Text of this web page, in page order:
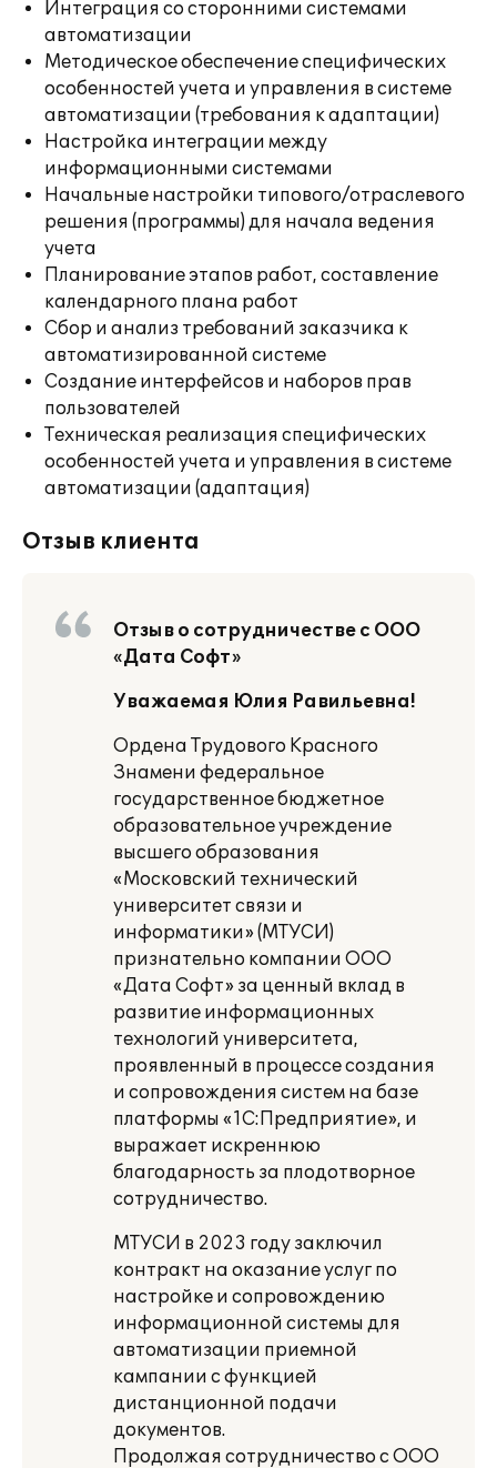
Интеграция со сторонними системами
автоматизации
Методическое обеспечение специфических
особенностей учета и управления в системе
автоматизации (требования к адаптации)
Настройка интеграции между
информационными системами
Начальные настройки типового/отраслевого
решения (программы) для начала ведения
учета
Планирование этапов работ, составление
календарного плана работ
Сбор и анализ требований заказчика к
автоматизированной системе
Создание интерфейсов и наборов прав
пользователей
Техническая реализация специфических
особенностей учета и управления в системе
автоматизации (адаптация)
Отзыв клиента
Отзыв о сотрудничестве с ООО
«Дата Софт»
Уважаемая Юлия Равильевна!
Ордена Трудового Красного
Знамени федеральное
государственное бюджетное
образовательное учреждение
высшего образования
«Московский технический
университет связи и
информатики» (МТУСИ)
признательно компании ООО
«Дата Софт» за ценный вклад в
развитие информационных
технологий университета,
проявленный в процессе создания
и сопровождения систем на базе
платформы «1С:Предприятие», и
выражает искреннюю
благодарность за плодотворное
сотрудничество.
МТУСИ в 2023 году заключил
контракт на оказание услуг по
настройке и сопровождению
информационной системы для
автоматизации приемной
кампании с функцией
дистанционной подачи
документов.
Продолжая сотрудничество с ООО